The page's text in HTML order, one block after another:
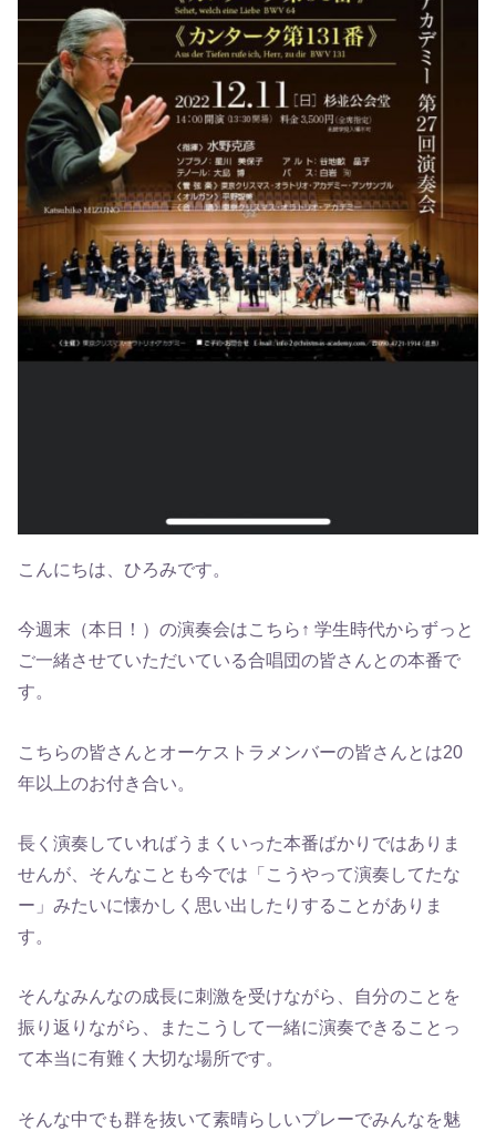
こんにちは、ひろみです。
今週末（本日！）の演奏会はこちら↑ 学生時代からずっと
ご一緒させていただいている合唱団の皆さんとの本番で
す。
こちらの皆さんとオーケストラメンバーの皆さんとは20
年以上のお付き合い。
長く演奏していればうまくいった本番ばかりではありま
せんが、そんなことも今では「こうやって演奏してたな
ー」みたいに懐かしく思い出したりすることがありま
す。
そんなみんなの成長に刺激を受けながら、自分のことを
振り返りながら、またこうして一緒に演奏できることっ
て本当に有難く大切な場所です。
そんな中でも群を抜いて素晴らしいプレーでみんなを魅